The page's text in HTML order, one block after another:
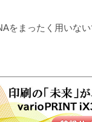
をまったく用いな